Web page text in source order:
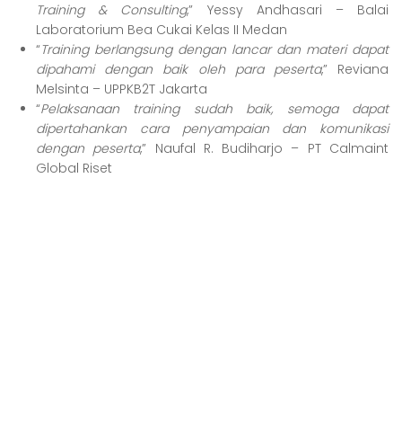
Training & Consulting,” Yessy Andhasari – Balai
Laboratorium Bea Cukai Kelas II Medan
“Training berlangsung dengan lancar dan materi dapat
dipahami dengan baik oleh para peserta,” Reviana
Melsinta – UPPKB2T Jakarta
“Pelaksanaan training sudah baik, semoga dapat
dipertahankan cara penyampaian dan komunikasi
dengan peserta,” Naufal R. Budiharjo – PT Calmaint
Global Riset